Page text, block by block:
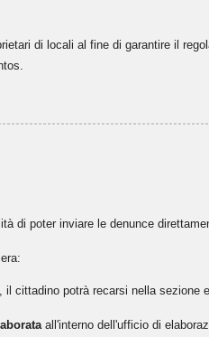
di locali al fine di garantire il
di poter inviare le denunce
cittadino potrà recarsi nella sezione e
all'interno dell'ufficio di